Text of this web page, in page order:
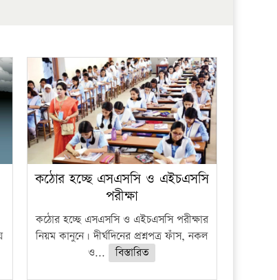
কঠোর হচ্ছে এসএসসি ও এইচএসসি
পরীক্ষা
কঠোর হচ্ছে এসএসসি ও এইচএসসি পরীক্ষার
নিয়ম কানুনে। দীর্ঘদিনের প্রশ্নপত্র ফাঁস, নকল
ও...
বিস্তারিত